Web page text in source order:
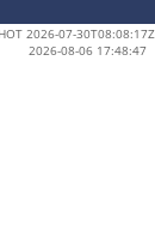
2026-07-
2026-08-06 17:48:47